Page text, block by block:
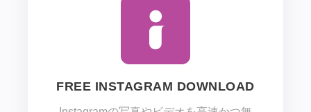
FREE INSTAGRAM DOWNLOAD